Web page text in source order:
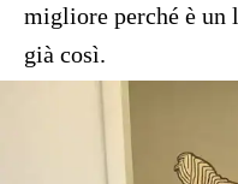
migliore perché è un
già così.